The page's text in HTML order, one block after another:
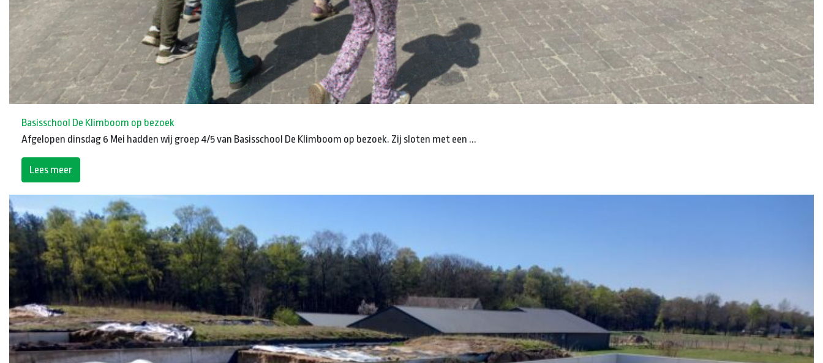
Basisschool De Klimboom op bezoek
Afgelopen dinsdag 6 Mei hadden wij groep 4/5 van Basisschool De Klimboom op bezoek. Zij sloten met een ...
Lees meer